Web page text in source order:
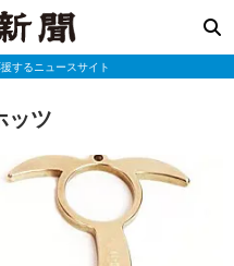
するニュースサイト
ッツ